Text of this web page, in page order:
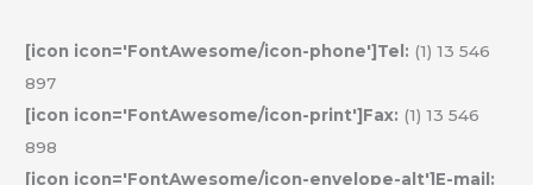
[icon icon='FontAwesome/icon-phone']Tel: (1) 13 546
897
[icon icon='FontAwesome/icon-print']Fax: (1) 13 546
898
[icon icon='FontAwesome/icon-envelope-alt']E-mail: